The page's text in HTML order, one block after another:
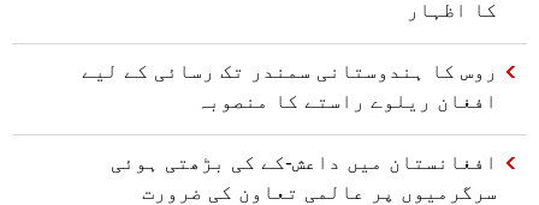
کا اظہار
روس کا ہندوستانی سمندر تک رسائی کے لیے
افغان ریلوے راستے کا منصوبہ
افغانستان میں داعش-کے کی بڑھتی ہوئی
سرگرمیوں پر عالمی تعاون کی ضرورت